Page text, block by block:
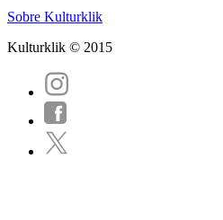
Sobre Kulturklik
Kulturklik © 2015